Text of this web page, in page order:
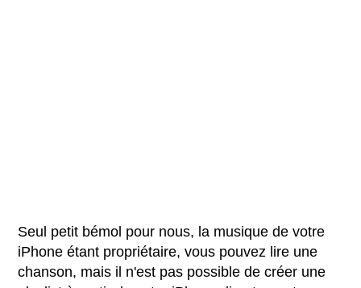
Seul petit bémol pour nous, la musique de votre
iPhone étant propriétaire, vous pouvez lire une
chanson, mais il n'est pas possible de créer une